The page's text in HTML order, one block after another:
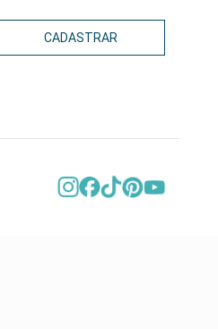
CADASTRAR